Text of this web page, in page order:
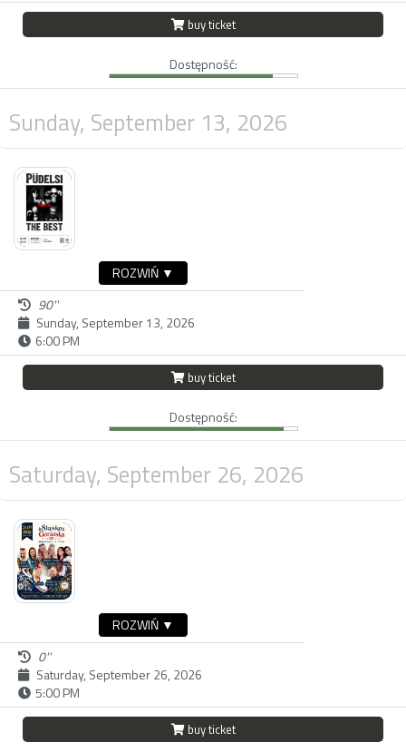
buy ticket
Dostępność:
Sunday, September 13, 2026
ROZWIŃ ▼
90''
Sunday, September 13, 2026
6:00 PM
buy ticket
Dostępność:
Saturday, September 26, 2026
ROZWIŃ ▼
0''
Saturday, September 26, 2026
5:00 PM
buy ticket